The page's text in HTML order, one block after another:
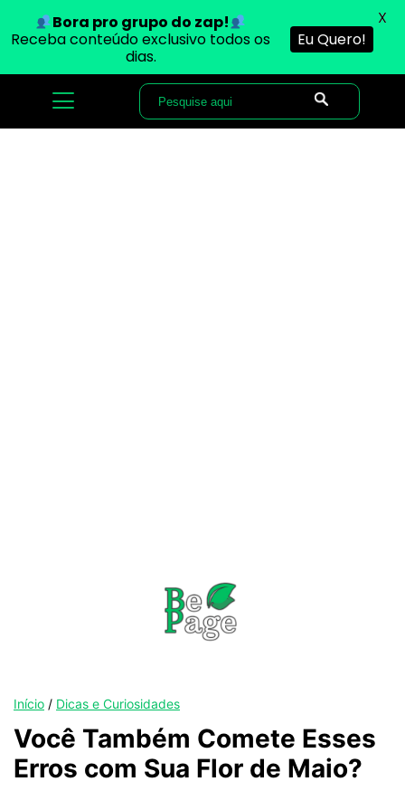
Início / Dicas e Curiosidades
Você Também Comete Esses
Erros com Sua Flor de Maio?
Bora pro grupo do zap!
Receba conteúdo exclusivo todos os
dias.
Eu Quero!
X